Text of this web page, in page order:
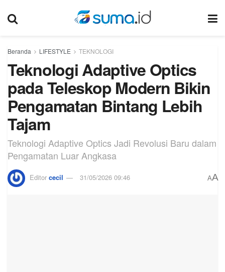
Beranda LIFESTYLE TEKNOLOGI
Teknologi Adaptive Optics
pada Teleskop Modern Bikin
Pengamatan Bintang Lebih
Tajam
Teknologi Adaptive Optics Jadi Revolusi Baru dalam
Pengamatan Luar Angkasa
Editor cecil 31/05/2026 09:46 AA